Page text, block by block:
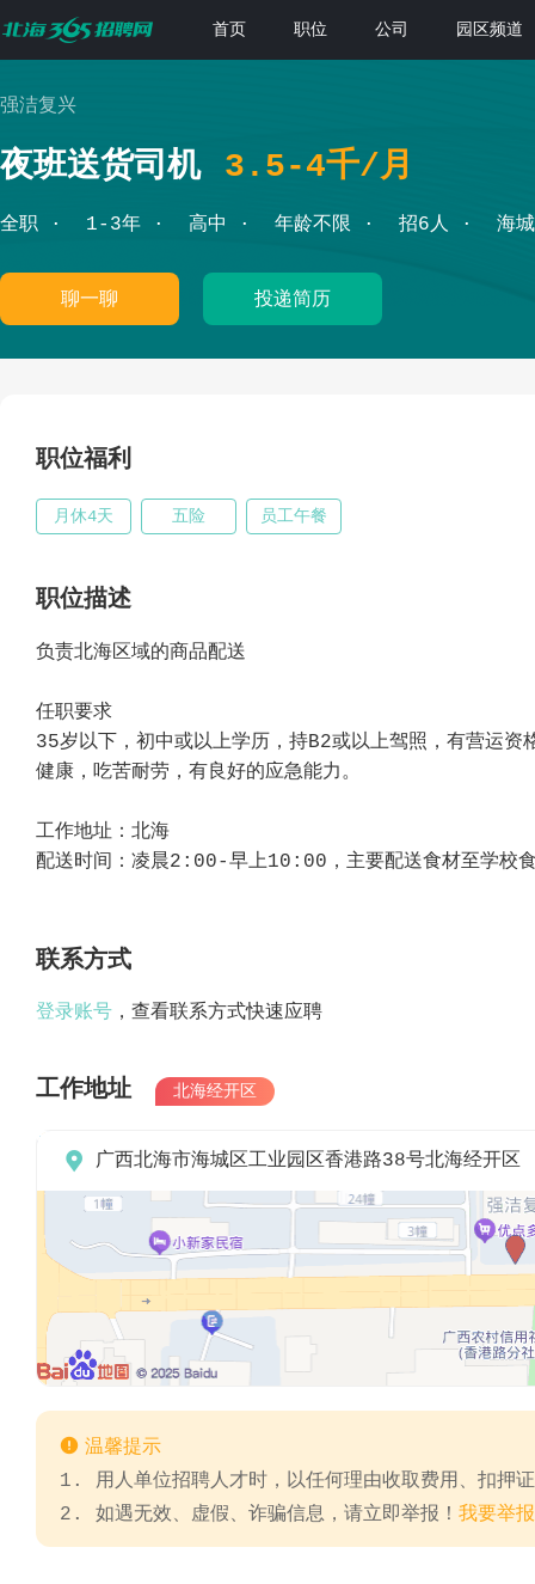
首页 职位 公司 园区频道
强洁复兴
夜班送货司机 3.5-4千/月
全职 1-3年 高中 年龄不限 招6人 海
聊一聊 投递简历
职位福利
月休4天 五险 员工午餐
职位描述
负责北海区域的商品配送
任职要求
35岁以下，初中或以上学历，持B2或以上驾照，有营运
健康，吃苦耐劳，有良好的应急能力。
工作地址：北海
配送时间：凌晨2:00-早上10:00，主要配送食材至学校
联系方式
登录账号 ，查看联系方式快速应聘
工作地址 北海经开区
 广西北海市海城区工业园区香港路38号北海经开区
 温馨提示
1. 用人单位招聘人才时，以任何理由收取费用、扣押
2. 如遇无效、虚假、诈骗信息，请立即举报！ 我要举报